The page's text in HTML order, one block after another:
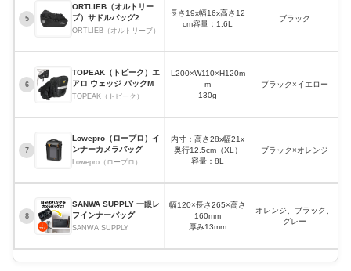
5
ORTLIEB（オルトリー
ブ）サドルバッグ2
ORTLIEB（オルトリーブ）
長さ19x幅16x高さ12
cm容量：1.6L
ブラック
6
TOPEAK（トピーク）エ
アロ ウェッジ パックM
TOPEAK（トピーク）
L200×W110×H120m
m
130g
ブラック×イエロー
7
Lowepro（ロープロ）イ
ンナーカメラバッグ
Lowepro（ロープロ）
内寸：高さ28x幅21x
奥行12.5cm（XL）
容量：8L
ブラック×オレンジ
8
SANWA SUPPLY 一眼レ
フインナーバッグ
SANWA SUPPLY
幅120×長さ265×高さ
160mm
厚み13mm
オレンジ、ブラック、
グレー